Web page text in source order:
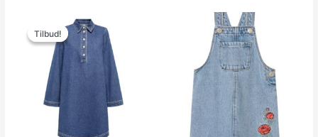
Tilbud!
Tilbud!
oprindelige
pris
var:
359.95kr..
aktuelle
pris
150.00kr..